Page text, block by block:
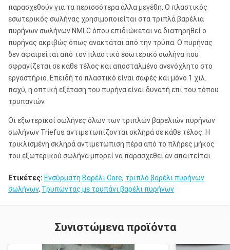
παρασχεθούν για τα περισσότερα άλλα μεγέθη. Ο πλαστικός
εσωτερικός σωλήνας χρησιμοποιείται στα τριπλά βαρέλια
πυρήνων σωλήνων NMLC όπου επιδιώκεται να διατηρηθεί ο
πυρήνας ακριβώς όπως ανακτάται από την τρύπα. Ο πυρήνας
δεν αφαιρείται από τον πλαστικό εσωτερικό σωλήνα που
σφραγίζεται σε κάθε τέλος και αποσταλμένο ανενόχλητο στο
εργαστήριο. Επειδή το πλαστικό είναι σαφές και μόνο 1 χιλ.
παχύ, η οπτική εξέταση του πυρήνα είναι δυνατή επί του τόπου
τρυπανιών.
Οι εξωτερικοί σωλήνες όλων των τριπλών βαρελιών πυρήνων
σωλήνων Triefus αντιμετωπίζονται σκληρά σε κάθε τέλος. Η
τρικλισμένη σκληρά αντιμετώπιση πέρα από το πλήρες μήκος
του εξωτερικού σωλήνα μπορεί να παρασχεθεί αν απαιτείται.
Ετικέτες: Ενσύρματη Βαρέλι Core, τριπλό βαρέλι πυρήνων
σωλήνων, Τρυπώντας με τρυπάνι βαρέλι πυρήνων
Συνιστώμενα προϊόντα